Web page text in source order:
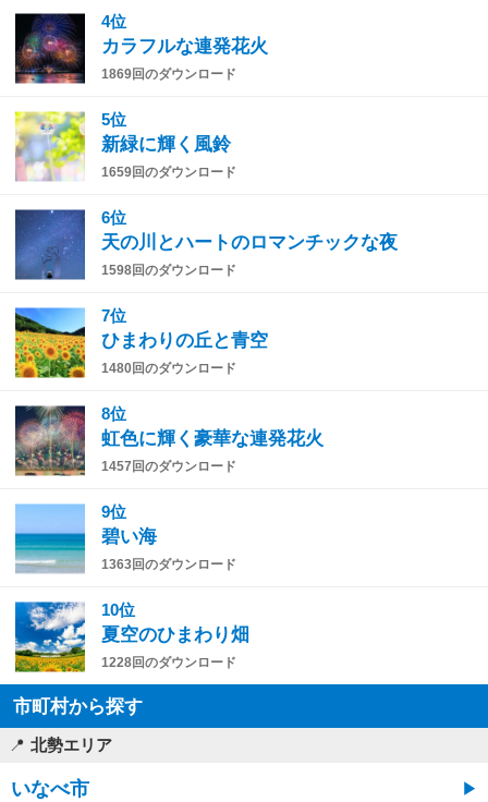
4位
カラフルな連発花火
1869回のダウンロード
5位
新緑に輝く風鈴
1659回のダウンロード
6位
天の川とハートのロマンチックな夜
1598回のダウンロード
7位
ひまわりの丘と青空
1480回のダウンロード
8位
虹色に輝く豪華な連発花火
1457回のダウンロード
9位
碧い海
1363回のダウンロード
10位
夏空のひまわり畑
1228回のダウンロード
市町村から探す
北勢エリア
いなべ市